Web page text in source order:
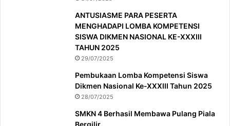
ANTUSIASME PARA PESERTA
MENGHADAPI LOMBA KOMPETENSI
SISWA DIKMEN NASIONAL KE-XXXIII
TAHUN 2025
29/07/2025
Pembukaan Lomba Kompetensi Siswa
Dikmen Nasional Ke-XXXIII Tahun 2025
28/07/2025
SMKN 4 Berhasil Membawa Pulang Piala
Bergilir